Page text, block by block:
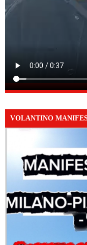
VOLANTINO